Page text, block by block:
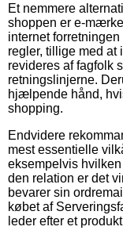
Et nemmere
shoppen er e-
internet
regler, tillige med at
revideres af fagfolk
retningslinjerne.
hjælpende hånd,
shopping.
Endvidere
mest essentielle
eksempelvis hvilken
den relation er det
bevarer sin
købet af
leder efter et